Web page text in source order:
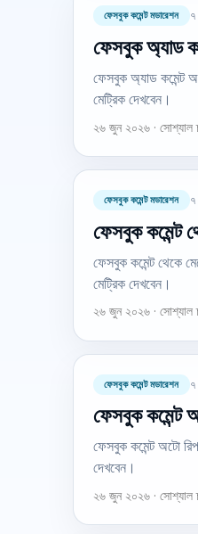
ফেসবুক কমেন্ট মডারেশন ৭
ফেসবুক অ্যাড
ফেসবুক অ্যাড কমেন্ট
মেট্রিক দেখবেন।
২৬ জুন ২০২৬ · সোশ্যাল
ফেসবুক কমেন্ট মডারেশন ৭
ফেসবুক কমেন্ট
ফেসবুক কমেন্ট থেকে
মেট্রিক দেখবেন।
২৬ জুন ২০২৬ · সোশ্যাল
ফেসবুক কমেন্ট মডারেশন ৭
ফেসবুক কমেন্ট
ফেসবুক কমেন্ট অটো
দেখবেন।
২৬ জুন ২০২৬ · সোশ্যাল